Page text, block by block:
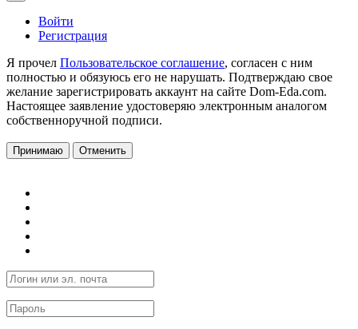
Войти
Регистрация
Я прочел Пользовательское соглашение, согласен с ним
полностью и обязуюсь его не нарушать. Подтверждаю свое
желание зарегистрировать аккаунт на сайте Dom-Eda.com.
Настоящее заявление удостоверяю электронным аналогом
собственноручной подписи.
Принимаю Отменить